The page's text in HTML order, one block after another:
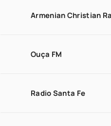
Armenian Christian
Ouça FM
Radio Santa Fe